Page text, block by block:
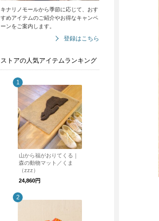
キナリノモールから季節に応じて、おす
すめアイテムのご紹介やお得なキャンペ
ーンをご案内します。
登録はこちら
ストアの人気アイテムランキング
山から福がおりてくる｜
森の動物マット／くま
（zzz）
24,860円